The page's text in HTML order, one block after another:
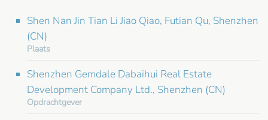
Shen Nan Jin Tian Li Jiao Qiao, Futian Qu, Shenzhen
(CN)
Plaats
Shenzhen Gemdale Dabaihui Real Estate
Development Company Ltd., Shenzhen (CN)
Opdrachtgever